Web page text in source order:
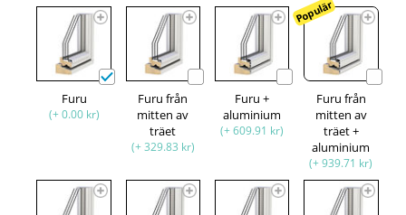
Furu
(+ 0.00 kr)
Furu från
mitten av
träet
(+ 329.83 kr)
Furu +
aluminium
(+ 609.91 kr)
Populär
Furu från
mitten av
träet +
aluminium
(+ 939.71 kr)